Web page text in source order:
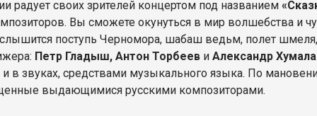
радует своих зрителей концертом под названием
Вы сможете окунуться в мир волшебства и
поступь Черномора, шабаш ведьм, полет
Петр Гладыш, Антон Торбеев и Александр Хумала
в звуках, средствами музыкального языка. По
выдающимися русскими композиторами.